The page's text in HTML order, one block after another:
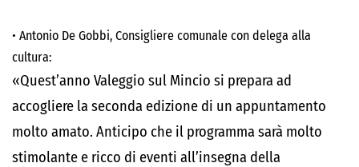
• Antonio De Gobbi, Consigliere comunale con delega alla
cultura:
«Quest’anno Valeggio sul Mincio si prepara ad
accogliere la seconda edizione di un appuntamento
molto amato. Anticipo che il programma sarà molto
stimolante e ricco di eventi all’insegna della